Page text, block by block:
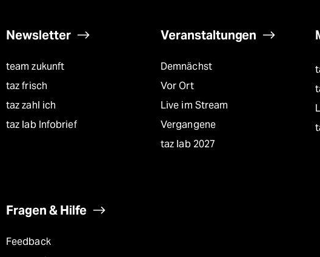
Newsletter
team zukunft
taz frisch
taz zahl ich
taz lab Infobrief
Veranstaltungen
Demnächst
Vor Ort
Live im Stream
Vergangene
taz lab 2027
Fragen & Hilfe
Feedback